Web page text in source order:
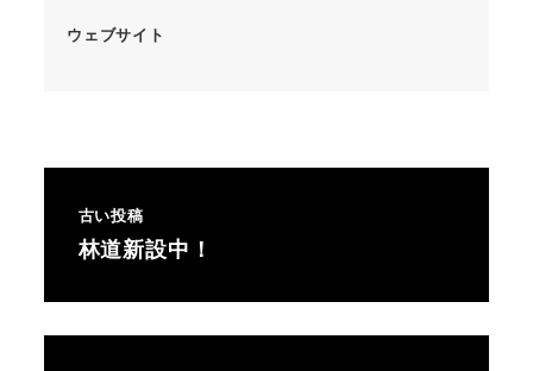
ウェブサイト
古い投稿
林道新設中！